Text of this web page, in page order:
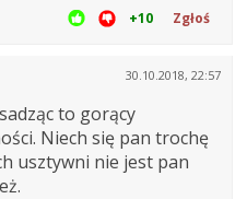
+10 Zgłoś
30.10.2018, 22:57
to gorący
Niech się pan trochę
usztywni nie jest pan